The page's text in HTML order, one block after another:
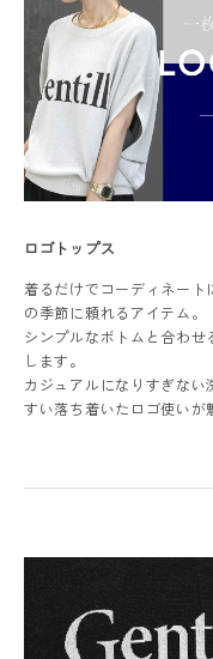
ACCOUNT MENU
ようこそ ゲスト 様
ログイン
レディーストップス
レディースボトムス
ファッション雑貨
ご利用ガイド
ロゴトップス
着るだけでコーディネー
の季節に頼れるアイテム。
シンプルなボトムと合わ
します。
カジュアルになりすぎな
すい落ち着いたロゴ使いが